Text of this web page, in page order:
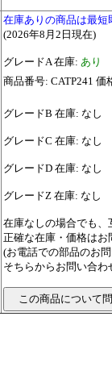
在庫ありの商品は最短
(2026年8月2日現在)
グレードA 在庫: あり
商品番号: CATP241 価
グレードB 在庫: なし
グレードC 在庫: なし
グレードD 在庫: なし
グレードZ 在庫: なし
在庫なしの場合でも、
正確な在庫・価格はお
(お電話での部品のお
そちらからお問い合わ